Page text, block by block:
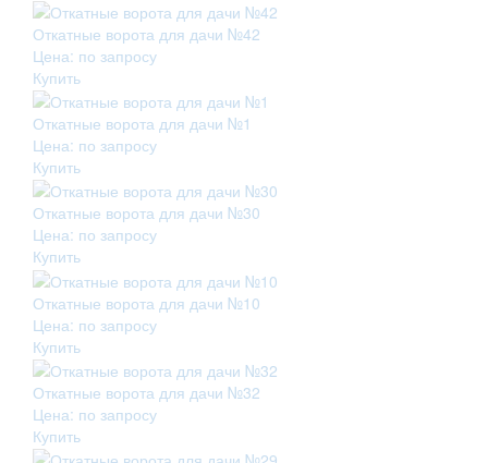
Откатные ворота для дачи №42
Цена: по запросу
Купить
Откатные ворота для дачи №1
Цена: по запросу
Купить
Откатные ворота для дачи №30
Цена: по запросу
Купить
Откатные ворота для дачи №10
Цена: по запросу
Купить
Откатные ворота для дачи №32
Цена: по запросу
Купить